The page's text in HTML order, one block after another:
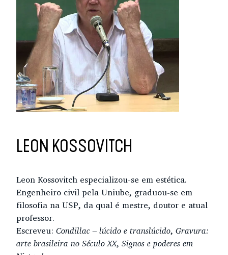
LEON KOSSOVITCH
Leon Kossovitch especializou-se em estética.
Engenheiro civil pela Uniube, graduou-se em
filosofia na USP, da qual é mestre, doutor e atual
professor.
Escreveu: Condillac – lúcido e translúcido, Gravura:
arte brasileira no Século XX, Signos e poderes em